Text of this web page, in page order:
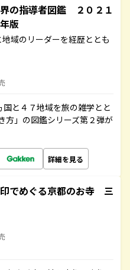
の指導者図鑑 ２０２１
版
地域のリーダーを経歴ととも
と４７地域を旅の雑学とと
方」の図鑑シリーズ第２弾が
詳細を見る
でめぐる京都のお寺 三